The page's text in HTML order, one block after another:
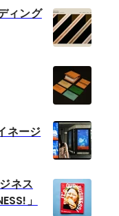
ィング
ネージ
ネス
」